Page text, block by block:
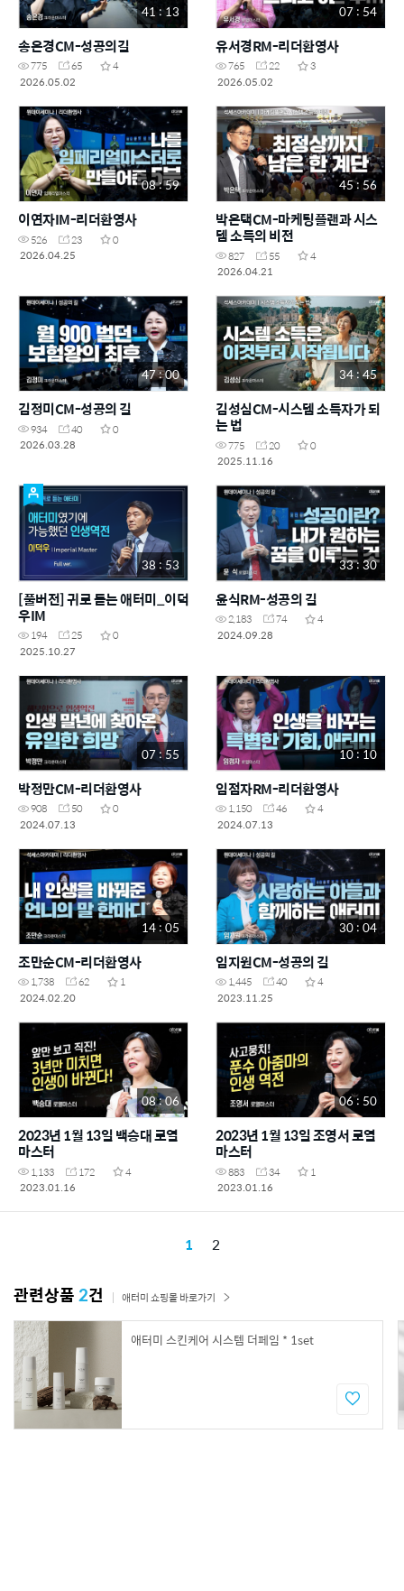
41 : 13
송은경CM-성공의길
775 65
4
2026.05.02
07 : 54
유서경RM-리더환영사
765 22
3
2026.05.02
08 : 59
이연자IM-리더환영사
526 23
0
2026.04.25
45 : 56
박은택CM-마케팅플랜과 시스
템 소득의 비전
827 55
4
2026.04.21
47 : 00
김정미CM-성공의 길
934 40
0
2026.03.28
34 : 45
김성심CM-시스템 소득자가 되
는 법
775 20
0
2025.11.16
38 : 53
[풀버전] 귀로 듣는 애터미_이덕
우IM
194 25
0
2025.10.27
33 : 30
윤식RM-성공의 길
2,183 74
4
2024.09.28
07 : 55
박정만CM-리더환영사
908 50
0
2024.07.13
10 : 10
임점자RM-리더환영사
1,150 46
4
2024.07.13
14 : 05
조만순CM-리더환영사
1,738 62
1
2024.02.20
30 : 04
임지원CM-성공의 길
1,445 40
4
2023.11.25
08 : 06
2023년 1월 13일 백승대 로열
마스터
1,133 172
4
2023.01.16
06 : 50
2023년 1월 13일 조영서 로열
마스터
883 34
1
2023.01.16
1 2
관련상품2건 애터미 쇼핑몰 바로가기
애터미 스킨케어 시스템 더페임 * 1set